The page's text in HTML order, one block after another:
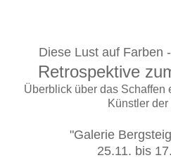
Diese Lust auf Farben
Retrospektive
Überblick über das Schaffen
Künstler
"Galerie
25.11. bis